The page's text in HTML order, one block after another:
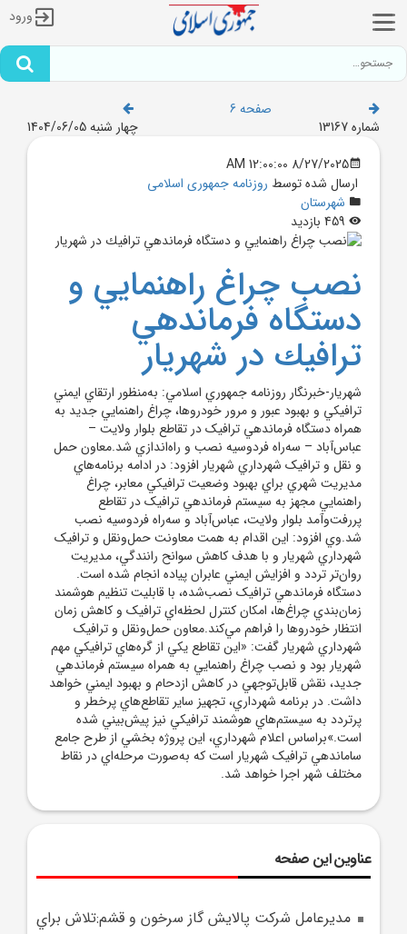
ورود
صفحه 6
شماره 13167
چهار شنبه 1404/06/05
8/27/2025 12:00:00 AM
ارسال شده توسط روزنامه جمهوری اسلامی
شهرستان
نصب چراغ راهنمايي و
دستگاه فرماندهي
ترافيك در شهريار
شهريار-خبرنگار روزنامه جمهوري اسلامي: به‌منظور ارتقاي ايمني
ترافيکي و بهبود عبور و مرور خودروها، چراغ راهنمايي جديد به
همراه دستگاه فرماندهي ترافيک در تقاطع بلوار ولايت –
عباس‌آباد – سه‌راه فردوسيه نصب و راه‌اندازي شد.معاون حمل
و نقل و ترافيک شهرداري شهريار افزود: در ادامه برنامه‌هاي
مديريت شهري براي بهبود وضعيت ترافيکي معابر، چراغ
راهنمايي مجهز به سيستم فرماندهي ترافيک در تقاطع
پررفت‌وآمد بلوار ولايت، عباس‌آباد و سه‌راه فردوسيه نصب
شد.وي افزود: اين اقدام به همت معاونت حمل‌ونقل و ترافيک
شهرداري شهريار و با هدف کاهش سوانح رانندگي، مديريت
روان‌تر تردد و افزايش ايمني عابران پياده انجام شده است.
دستگاه فرماندهي ترافيک نصب‌شده، با قابليت تنظيم هوشمند
زمان‌بندي چراغ‌ها، امکان کنترل لحظه‌اي ترافيک و کاهش زمان
انتظار خودروها را فراهم مي‌کند.معاون حمل‌ونقل و ترافيک
شهرداري شهريار گفت: «اين تقاطع يکي از گره‌هاي ترافيکي مهم
شهريار بود و نصب چراغ راهنمايي به همراه سيستم فرماندهي
جديد، نقش قابل‌توجهي در کاهش ازدحام و بهبود ايمني خواهد
داشت. در برنامه شهرداري، تجهيز ساير تقاطع‌هاي پرخطر و
پرتردد به سيستم‌هاي هوشمند ترافيکي نيز پيش‌بيني شده
است.»براساس اعلام شهرداري، اين پروژه بخشي از طرح جامع
ساماندهي ترافيک شهريار است که به‌صورت مرحله‌اي در نقاط
مختلف شهر اجرا خواهد شد.
عناوین این صفحه
مديرعامل شرکت پالايش گاز سرخون و قشم:تلاش براي